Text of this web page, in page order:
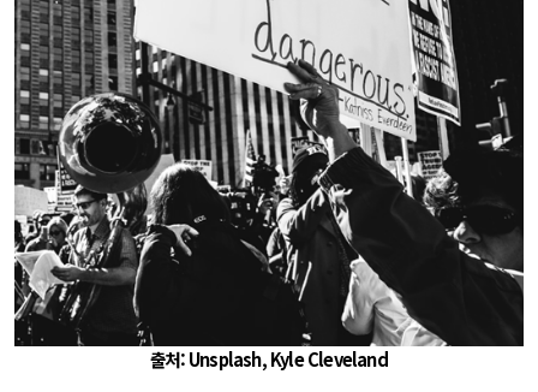
출처: Unsplash, Kyle Cleveland